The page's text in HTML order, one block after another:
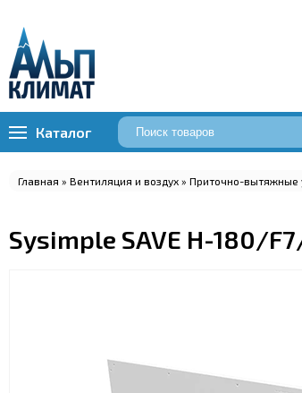
Каталог
Кондиционеры
кондиционеры (сплит-системы)
Мобильные кондиционеры
Главная » Вентиляция и воздух » Приточно-вытяжные
Sysimple SAVE H-180/